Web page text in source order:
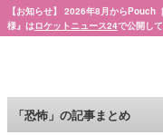
【お知らせ】 2026年8月からPouch
様』はロケットニュース24で公開して
「恐怖」の記事まとめ